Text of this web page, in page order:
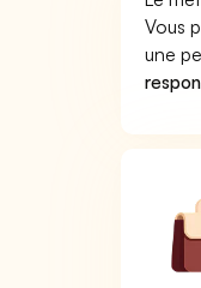
Vous
une